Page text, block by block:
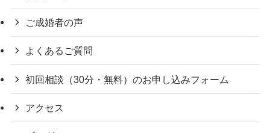
ご成婚者の声
よくあるご質問
初回相談（30分・無料）のお申し込みフォーム
アクセス